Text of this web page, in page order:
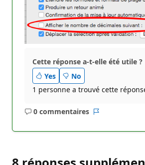
Cette réponse a-t-elle été utile ?
Yes
No
1 personne a trouvé cette
0 commentaires
Aucun
Rapport